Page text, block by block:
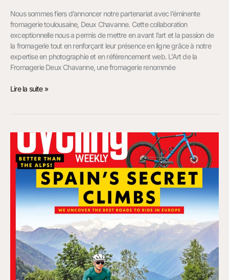
Nous sommes fiers d’annoncer notre partenariat avec l’éminente
fromagerie toulousaine, Deux Chavanne. Cette collaboration
exceptionnelle nous a permis de mettre en avant l’art et la passion de
la fromagerie tout en renforçant leur présence en ligne grâce à notre
expertise en photographie et en référencement web. L’Art de la
Fromagerie Deux Chavanne, une fromagerie renommée
Lire la suite »
Photo
dans
d’Aran
pour
Weekly